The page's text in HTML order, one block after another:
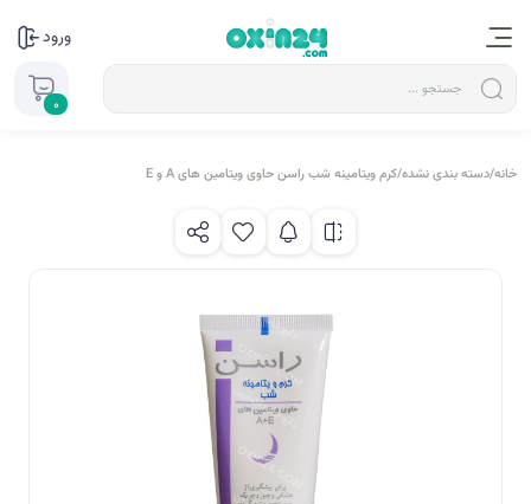
ورود
0
خانه/دسته بندی نشده/کرم ویتامینه شب راسن حاوی ویتامین های A و E